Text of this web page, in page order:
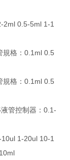
2ml 0.5-5ml 1-1
規格：0.1ml 0.5
規格：0.1ml 0.5
管控制器：0.1-
1-20ul 10-1